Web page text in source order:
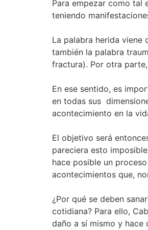
Para empezar como tal
teniendo
La palabra herida viene
también la palabra
fractura). Por otra parte,
En ese sentido, es
en todas sus
acontecimiento en la
El objetivo será
pareciera esto
hace posible un
acontecimientos que,
¿Por qué se deben
cotidiana? Para ello,
daño a sí mismo y